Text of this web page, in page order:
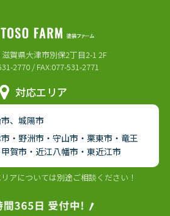
滋賀県大津市別保2丁目2-1 2F
2770 / FAX:077-531-2771
対応エリア
、城陽市
・野洲市・守山市・栗東市・竜王
賀市・近江八幡市・東近江市
アについては別途ご相談ください！